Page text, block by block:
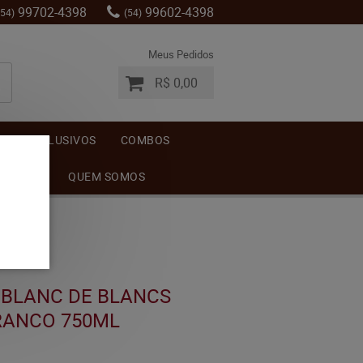
99702-4398 (54) 99602-4398
Meus Pedidos
R$ 0,00
EXCLUSIVOS COMBOS
QUEM SOMOS
DE BLANCS
750ML